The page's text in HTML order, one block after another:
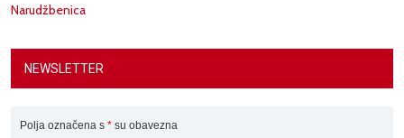
Narudžbenica
NEWSLETTER
Polja označena s * su obavezna